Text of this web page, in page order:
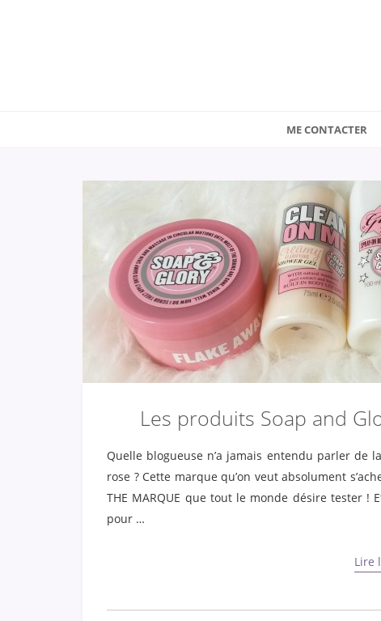
ME CONTACTER
Les produits Soap and
Quelle blogueuse n’a jamais entendu parler de
rose ? Cette marque qu’on veut absolument
THE MARQUE que tout le monde désire tester !
pour …
Lire